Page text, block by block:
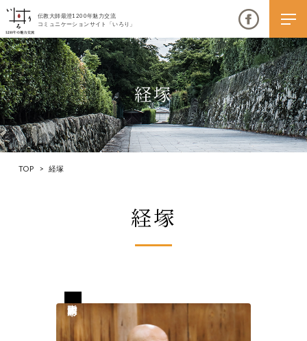
伝教大師最澄1200年魅力交流
コミュニケーションサイト「いろり」
伝教大師最澄1200年魅力交流
いろりとは
大学コラボプロジェクト
いろり端
特集「一隅を照らす」
経塚
TOP > 経塚
経塚